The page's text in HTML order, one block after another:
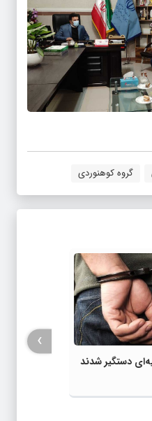
گروه کوهنوردی
دستگیر شدند
›